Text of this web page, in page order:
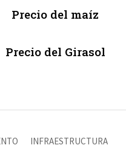
Precio del maíz
Precio del Girasol
INFRAESTRUCTURA